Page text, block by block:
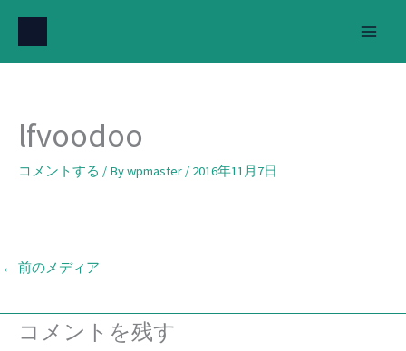
を
lfvoodoo
コメントする / Bywpmaster / 2016年11月7日
← 前のメディア
コメントを残す